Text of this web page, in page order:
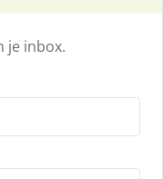
je inbox.